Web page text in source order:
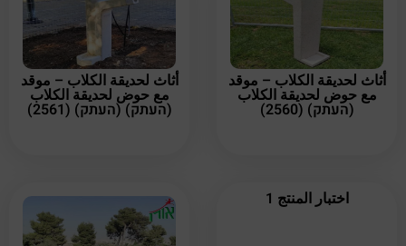
أثاث لحديقة الكلاب – موقد
مع حوض لحديقة الكلاب
(העתק) (2560)
أثاث لحديقة الكلاب – موقد
مع حوض لحديقة الكلاب
(העתק) (העתק) (2561)
اختبار المنتج 1